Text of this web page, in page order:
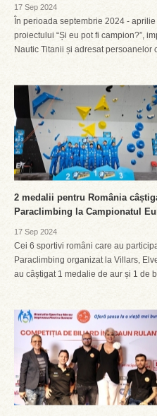
17 Sep 2024
În perioada septembrie 2024 -
proiectului “Și eu pot fi campion?”,
Nautic Titanii și adresat persoanelor
2 medalii pentru România
Paraclimbing la Campionatul
17 Sep 2024
Cei 6 sportivi români care au
Paraclimbing organizat la Villars,
au câștigat 1 medalie de aur și 1 de